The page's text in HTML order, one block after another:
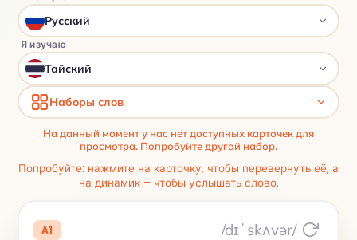
Русский
Я изучаю
Тайский
Наборы слов
На данный момент у нас нет доступных карточек для
просмотра. Попробуйте другой набор.
Попробуйте: нажмите на карточку, чтобы перевернуть её, а
на динамик – чтобы услышать слово.
A1 /dɪˈskʌvər/